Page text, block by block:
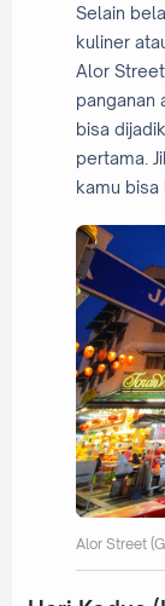
Selain
kuliner
Alor
panganan
bisa
pertama.
kamu bisa
Alor Street